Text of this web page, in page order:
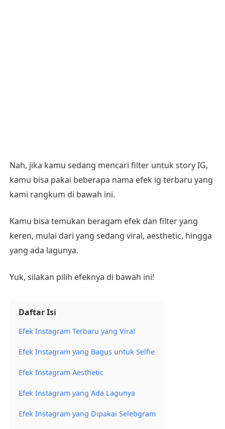
Nah, jika kamu sedang mencari filter untuk story IG,
kamu bisa pakai beberapa nama efek ig terbaru yang
kami rangkum di bawah ini.
Kamu bisa temukan beragam efek dan filter yang
keren, mulai dari yang sedang viral, aesthetic, hingga
yang ada lagunya.
Yuk, silakan pilih efeknya di bawah ini!
Daftar Isi
Efek Instagram Terbaru yang Viral
Efek Instagram yang Bagus untuk Selfie
Efek Instagram Aesthetic
Efek Instagram yang Ada Lagunya
Efek Instagram yang Dipakai Selebgram